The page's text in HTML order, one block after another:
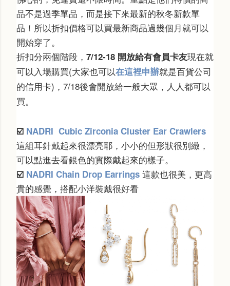
品不是過季單品，而是接下來最新的秋冬新款單
品！所以折扣價格可以買最新商品過幾個月就可以
開始穿了。
折扣分兩個階段， 7/12-18 開放給有會員卡友現在就
可以入場購買(大家也可以在這裡申辦就是百貨公司
的信用卡)， 7/18後會開放給一般大眾，人人都可以
買。
☑️ NADRI Cubic Zirconia Cluster Ear Crawlers
這組耳針戴起來很漂亮耶，小小的但形狀很別緻，
可以點進去看銀色的實際戴起來的樣子。
☑️ NADRI Chain Drop Earrings 這款也很美，更高
貴的感覺，搭配小洋裝戴很好看